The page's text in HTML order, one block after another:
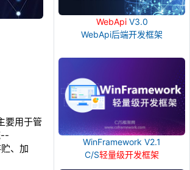
要用于管
--
、加
WebApiV3.0
WebApi后端开发框架
WinFramework V2.1
C/S轻量级开发框架